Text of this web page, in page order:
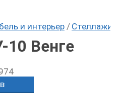
и интерьер Стеллажи,
Венге